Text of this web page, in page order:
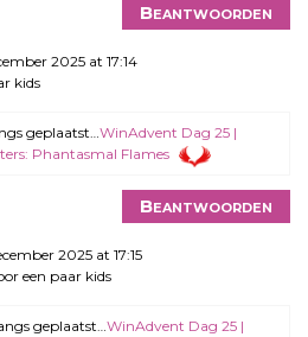
Beantwoorden
2025 at 17:14
kids
geplaatst…WinAdvent Dag 25 |
Phantasmal Flames
Beantwoorden
2025 at 17:15
een paar kids
geplaatst…WinAdvent Dag 25 |